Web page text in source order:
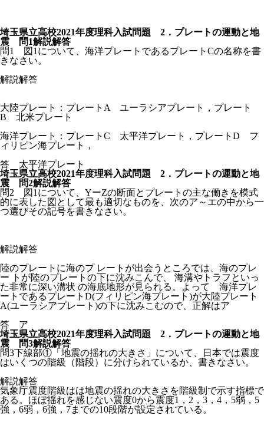
埼玉県立高校2021年度理科入試問題 2．プレートの運動と地
震 問1解説解答
問1 図1について、海洋プレートであるプレートCの名称を書
きなさい。
解説解答
大陸プレート：プレートA ユーラシアプレート，プレート
B 北米プレート
海洋プレート：プレートC 太平洋プレート，プレートD フ
ィリピン海プレート，
答 太平洋プレート
埼玉県立高校2021年度理科入試問題 2．プレートの運動と地
震 問2解説解答
問2 図1について、YーZの断面とプレートの主な働きを模式
的に表した図として最も適切なものを、次のア～エの中から一
つ選びその記号を書きなさい。
解説解答
陸のプレートに海のプ レートが出会うところでは、海のプレ
ー トが陸のプレートの下に沈みこんで、 海溝やトラフといっ
た非常に深い溝状 の海底地形が見られる。よって 海洋プレ
ートであるプレートD(フィリピン海プレート)が大陸プレート
A(ユーラシアプレート)の下に沈みこむので、正解はア
答 ア
埼玉県立高校2021年度理科入試問題 2．プレートの運動と地
震 問3解説解答
問3下線部①「地震の揺れの大きさ」について、日本では震度
はいくつの階級（階段）に分けられているか、書きなさい。
解説解答
気象庁震度階級はは地震の揺れの大きさを階級制で示す指標で
ある。ほぼ揺れを感じない震度0から震度1，2，3，4，5弱，5
強，6弱，6強，7までの10段階が設定されている。